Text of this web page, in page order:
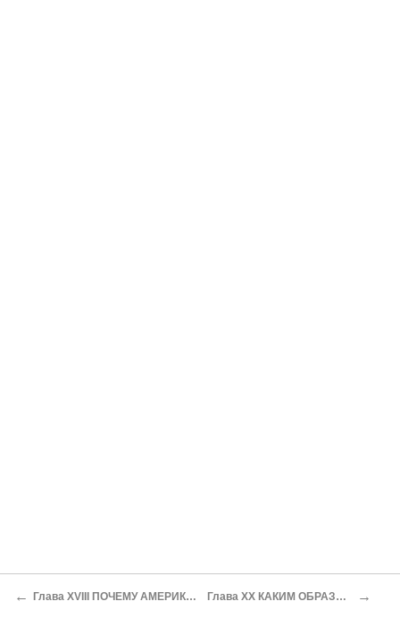
← Глава XVIII ПОЧЕМУ АМЕРИКАНЦЫ С УВАЖЕНИЕМ ОТНОСЯТСЯ КО ВСЕМ ЧЕСТНЫМ ПРОФЕССИЯМ Глава XX КАКИМ ОБРАЗОМ ПРОМЫШЛЕННОСТЬ МОЖЕТ ПОРОЖДАТЬ АРИСТОКРАТИЮ →